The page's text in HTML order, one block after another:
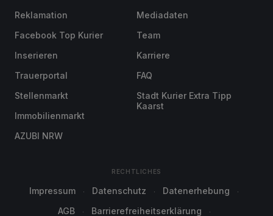
Reklamation
Facebook Top Kurier
Inserieren
Trauerportal
Stellenmarkt
Immobilienmarkt
AZUBI NRW
Mediadaten
Team
Karriere
FAQ
Stadt Kurier Extra Tipp
Kaarst
RECHTLICHES
Impressum Datenschutz
Datenerhebung
AGB
Barrierefreiheitserklärung